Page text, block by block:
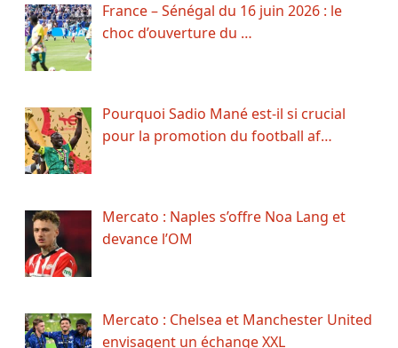
France – Sénégal du 16 juin 2026 : le
choc d’ouverture du …
Pourquoi Sadio Mané est-il si crucial
pour la promotion du football af…
Mercato : Naples s’offre Noa Lang et
devance l’OM
Mercato : Chelsea et Manchester United
envisagent un échange XXL